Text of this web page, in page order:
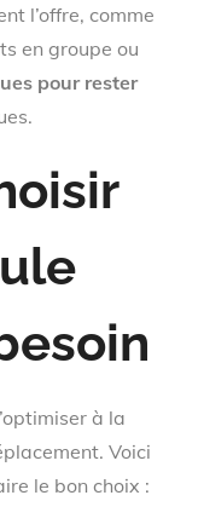
l’offre, comme
en groupe ou
pour rester
à la
Voici
le bon choix :